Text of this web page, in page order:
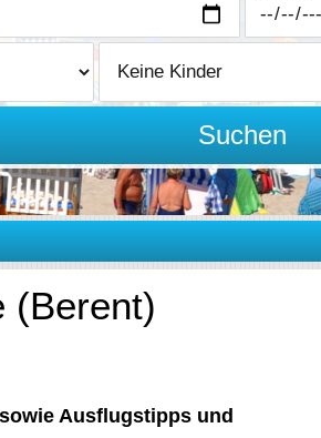
Suchen
(Berent)
Ausflugstipps und